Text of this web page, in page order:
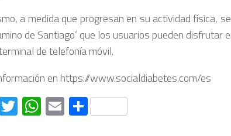
a medida que progresan en su actividad física,
de Santiago’ que los usuarios pueden
de telefonía móvil.
en https://www.socialdiabetes.com/es
Twitter
WhatsApp
EmailCompartir